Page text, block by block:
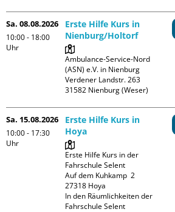
Sa. 08.08.2026
10:00 - 18:00
Uhr
Erste Hilfe Kurs in
Nienburg/Holtorf
Ambulance-Service-Nord
(ASN) e.V. in Nienburg
Verdener Landstr. 263
Sa. 15.08.2026
10:00 - 17:30
Uhr
Erste Hilfe Kurs in
Hoya
Erste Hilfe Kurs in der
Fahrschule Selent
Auf dem Kuhkamp  2
27318 Hoya
In den Räumlichkeiten der
Fahrschule Selent